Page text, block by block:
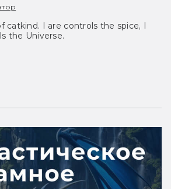
catkind. I are controls the spice, I
the Universe.